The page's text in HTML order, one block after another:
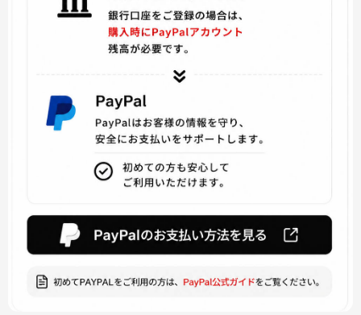
Batman and Harley Quinn
KINGDOM HEARTS キングダムハーツ
アイドルマスター
SINoALICE -シノアリス